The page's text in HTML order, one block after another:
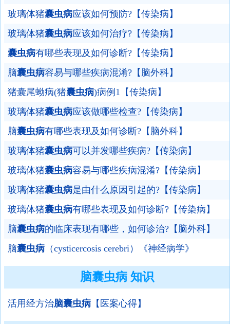
玻璃体猪囊虫病应该如何预防?【传染病】
玻璃体猪囊虫病应该如何治疗?【传染病】
囊虫病有哪些表现及如何诊断?【传染病】
脑囊虫病容易与哪些疾病混淆?【脑外科】
猪囊尾蚴病(猪囊虫病)病例1【传染病】
玻璃体猪囊虫病应该做哪些检查?【传染病】
脑囊虫病有哪些表现及如何诊断?【脑外科】
玻璃体猪囊虫病可以并发哪些疾病?【传染病】
玻璃体猪囊虫病容易与哪些疾病混淆?【传染病】
玻璃体猪囊虫病是由什么原因引起的?【传染病】
玻璃体猪囊虫病有哪些表现及如何诊断?【传染病】
脑囊虫病的临床表现有哪些，如何诊治?【脑外科】
脑囊虫病 （cysticercosis cerebri）《神经病学》
脑囊虫病 知识
活用经方治脑囊虫病 【医案心得】